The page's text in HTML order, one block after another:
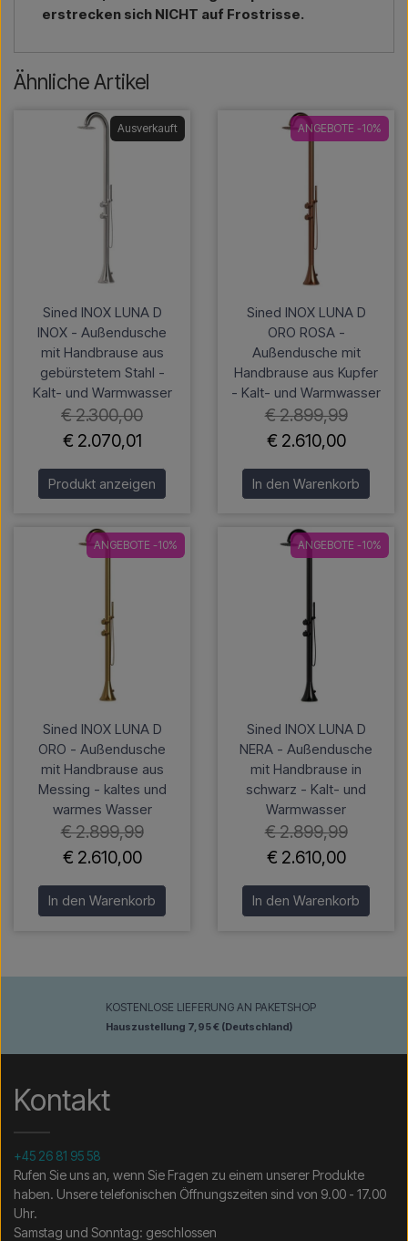
erstrecken sich NICHT auf Frostrisse.
Ähnliche Artikel
Ausverkauft
Sined INOX LUNA D
INOX - Außendusche
mit Handbrause aus
gebürstetem Stahl -
Kalt- und Warmwasser
€ 2.300,00
€ 2.070,01
Produkt anzeigen
ANGEBOTE -10%
Sined INOX LUNA D
ORO ROSA -
Außendusche mit
Handbrause aus Kupfer
- Kalt- und Warmwasser
€ 2.899,99
€ 2.610,00
In den Warenkorb
ANGEBOTE -10%
Sined INOX LUNA D
ORO - Außendusche
mit Handbrause aus
Messing - kaltes und
warmes Wasser
€ 2.899,99
€ 2.610,00
In den Warenkorb
ANGEBOTE -10%
Sined INOX LUNA D
NERA - Außendusche
mit Handbrause in
schwarz - Kalt- und
Warmwasser
€ 2.899,99
€ 2.610,00
In den Warenkorb
KOSTENLOSE LIEFERUNG AN PAKETSHOP
Hauszustellung 7,95 € (Deutschland)
Kontakt
+45 26 81 95 58
Rufen Sie uns an, wenn Sie Fragen zu einem unserer Produkte
haben. Unsere telefonischen Öffnungszeiten sind von 9.00 - 17.00
Uhr.
Samstag und Sonntag: geschlossen